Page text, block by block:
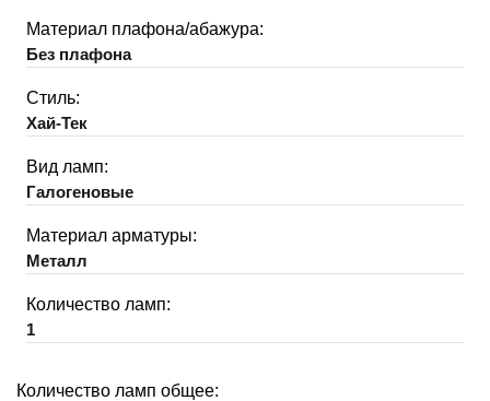
Материал плафона/абажура:
Без плафона
Стиль:
Хай-Тек
Вид ламп:
Галогеновые
Материал арматуры:
Металл
Количество ламп:
1
Количество ламп общее: